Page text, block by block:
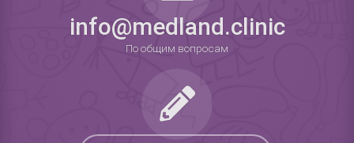
info@medland.clinic
По общим вопросам